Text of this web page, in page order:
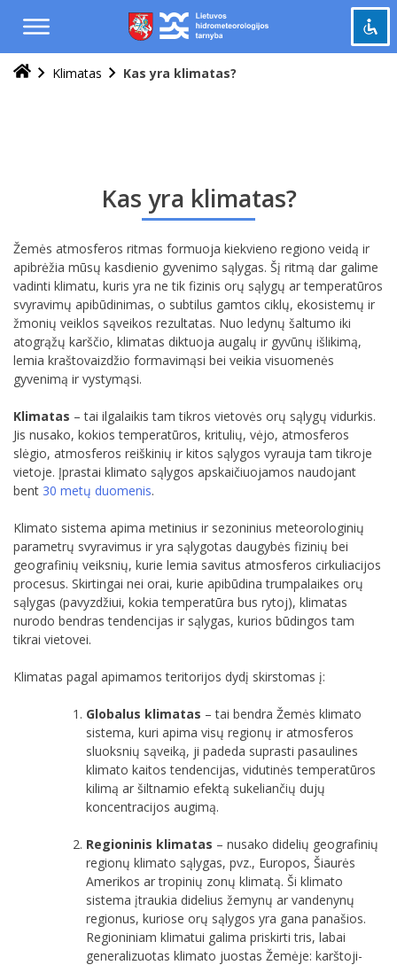
title Pažymėti antraštes
Padidinti šriftą
brightness_low
Tamsus kontrastas
Grąžinti
viską
į
pradinę
cached
turinį
Klimatas Kas yra klimatas?
Kas yra klimatas?
Žemės atmosferos ritmas formuoja kiekvieno regiono veidą ir
apibrėžia mūsų kasdienio gyvenimo sąlygas. Šį ritmą dar galime
vadinti klimatu, kuris yra ne tik fizinis orų sąlygų ar temperatūros
svyravimų apibūdinimas, o subtilus gamtos ciklų, ekosistemų ir
žmonių veiklos sąveikos rezultatas. Nuo ledynų šaltumo iki
atogrąžų karščio, klimatas diktuoja augalų ir gyvūnų išlikimą,
lemia kraštovaizdžio formavimąsi bei veikia visuomenės
gyvenimą ir vystymąsi.
Klimatas – tai ilgalaikis tam tikros vietovės orų sąlygų vidurkis.
Jis nusako, kokios temperatūros, kritulių, vėjo, atmosferos
slėgio, atmosferos reiškinių ir kitos sąlygos vyrauja tam tikroje
vietoje. Įprastai klimato sąlygos apskaičiuojamos naudojant
bent 30 metų duomenis.
Klimato sistema apima metinius ir sezoninius meteorologinių
parametrų svyravimus ir yra sąlygotas daugybės fizinių bei
geografinių veiksnių, kurie lemia savitus atmosferos cirkuliacijos
procesus. Skirtingai nei orai, kurie apibūdina trumpalaikes orų
sąlygas (pavyzdžiui, kokia temperatūra bus rytoj), klimatas
nurodo bendras tendencijas ir sąlygas, kurios būdingos tam
tikrai vietovei.
Klimatas pagal apimamos teritorijos dydį skirstomas į:
Globalus klimatas – tai bendra Žemės klimato
sistema, kuri apima visų regionų ir atmosferos
sluoksnių sąveiką, ji padeda suprasti pasaulines
klimato kaitos tendencijas, vidutinės temperatūros
kilimą ar šiltnamio efektą sukeliančių dujų
koncentracijos augimą.
Regioninis klimatas – nusako didelių geografinių
regionų klimato sąlygas, pvz., Europos, Šiaurės
Amerikos ar tropinių zonų klimatą. Ši klimato
sistema įtraukia didelius žemynų ar vandenynų
regionus, kuriose orų sąlygos yra gana panašios.
Regioniniam klimatui galima priskirti tris, labai
generalizuotas klimato juostas Žemėje: karštoji-